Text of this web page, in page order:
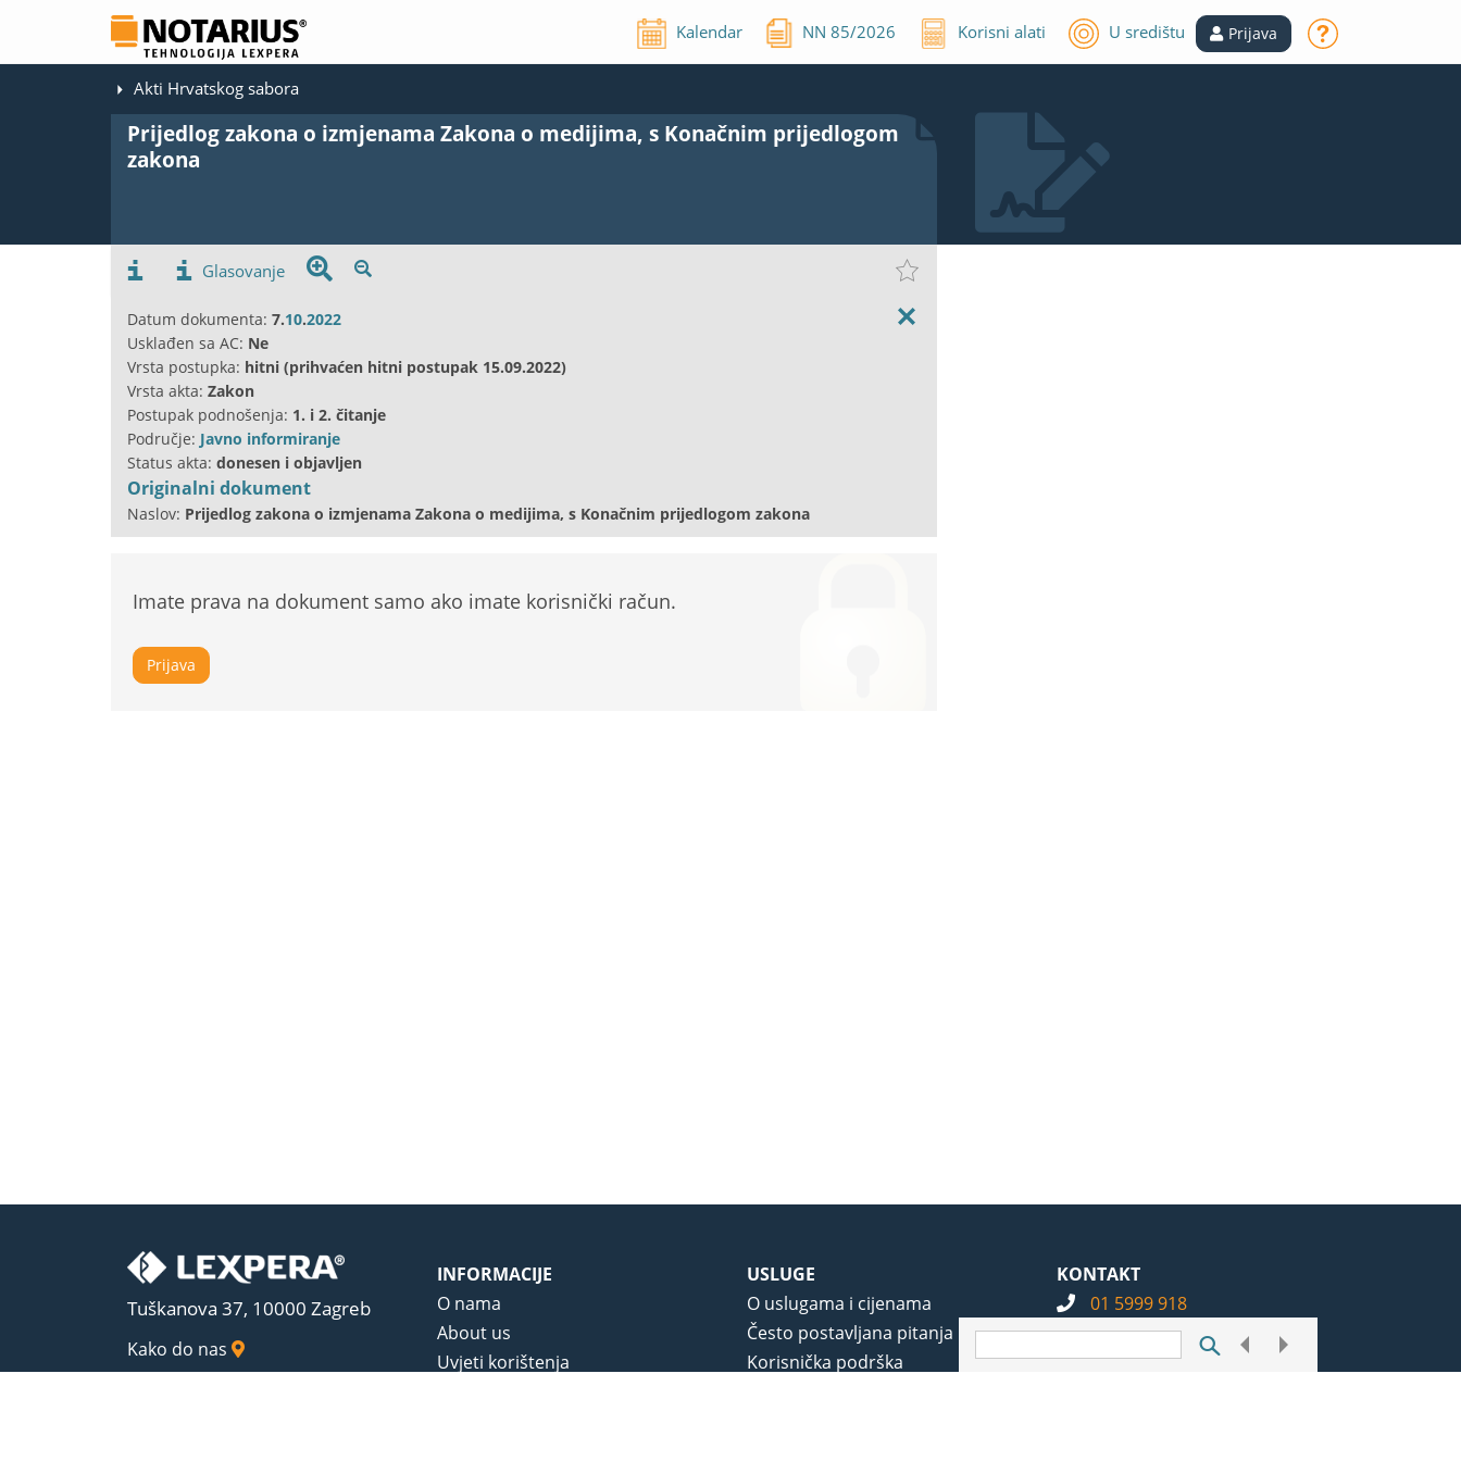
Kalendar NN85/2026 Korisni alati U središtu Prijava
Akti Hrvatskog sabora
Prijedlog zakona o izmjenama Zakona o medijima, s Konačnim prijedlogom
zakona
Glasovanje
Datum dokumenta: 7.10.2022
Usklađen sa AC: Ne
Vrsta postupka: hitni (prihvaćen hitni postupak 15.09.2022)
Vrsta akta: Zakon
Postupak podnošenja: 1. i 2. čitanje
Područje: Javno informiranje
Status akta: donesen i objavljen
Originalni dokument
Naslov: Prijedlog zakona o izmjenama Zakona o medijima, s Konačnim prijedlogom zakona
Imate prava na dokument samo ako imate korisnički račun.
Prijava
Tuškanova 37, 10000 Zagreb
Kako do nas
INFORMACIJE
O nama
About us
Uvjeti korištenja
USLUGE
O uslugama i cijenama
Često postavljana pitanja
Korisnička podrška
KONTAKT
01 5999 918
info@notarius.hr